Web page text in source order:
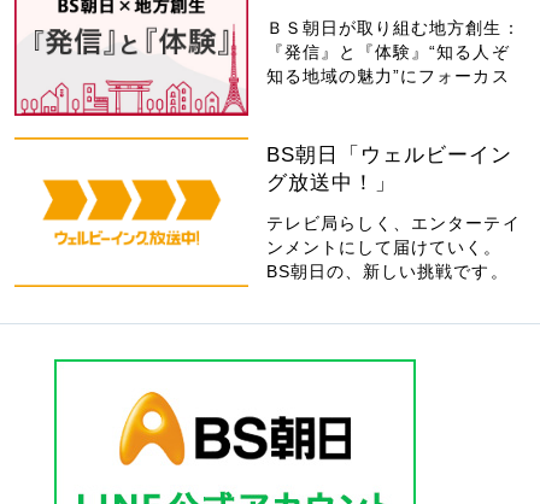
ＢＳ朝日が取り組む地方創生：
『発信』と『体験』“知る人ぞ
知る地域の魅力”にフォーカス
BS朝日「ウェルビーイン
グ放送中！」
テレビ局らしく、エンターテイ
ンメントにして届けていく。
BS朝日の、新しい挑戦です。